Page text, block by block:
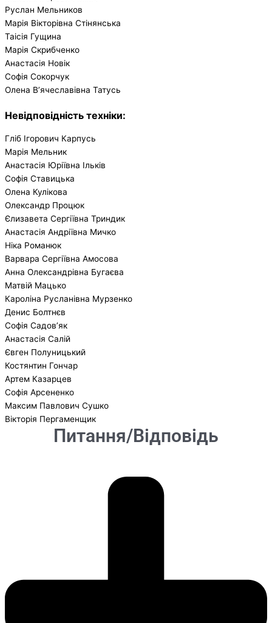
Руслан Мельников
Марія Вікторівна Стінянська
Таісія Гущина
Марія Скрибченко
Анастасія Новік
Софія Сокорчук
Олена В’ячеславівна Татусь
Невідповідність техніки:
Гліб Ігорович Карпусь
Марія Мельник
Анастасія Юріївна Ільків
Софія Ставицька
Олена Кулікова
Олександр Процюк
Єлизавета Сергіївна Триндик
Анастасія Андріївна Мичко
Ніка Романюк
Варвара Сергіївна Амосова
Анна Олександрівна Бугаєва
Матвій Мацько
Кароліна Русланівна Мурзенко
Денис Болтнєв
Софія Садов’як
Анастасія Салій
Євген Полуницький
Костянтин Гончар
Артем Казарцев
Софія Арсененко
Максим Павлович Сушко
Вікторія Пергаменщик
Питання/Відповідь